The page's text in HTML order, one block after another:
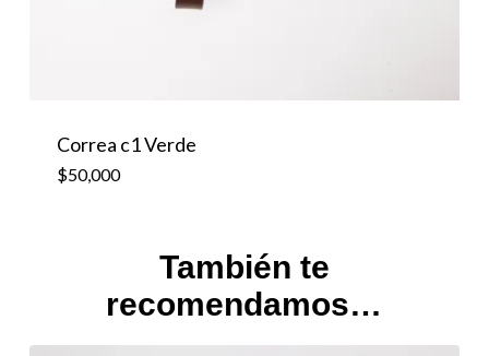
Correa c1 Verde
$50,000
También te
recomendamos…